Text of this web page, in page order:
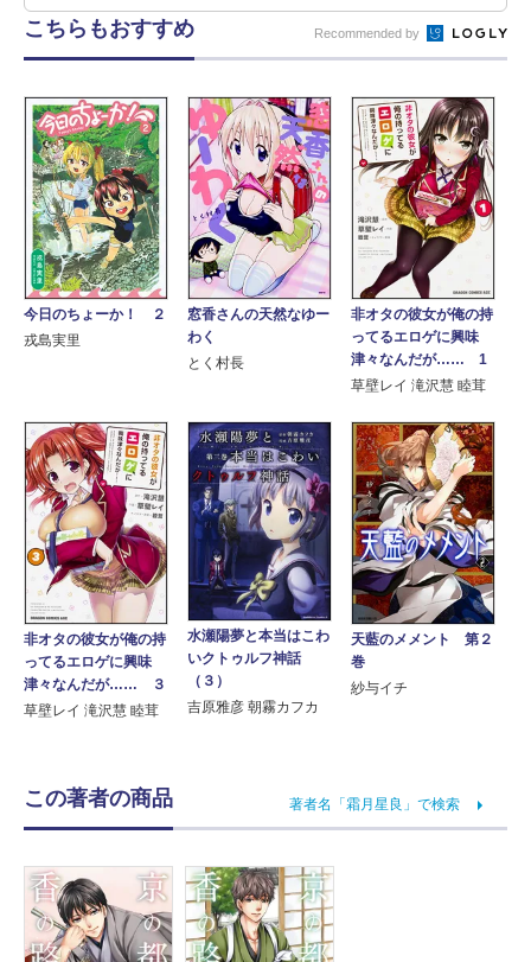
こちらもおすすめ Recommended by
今日のちょーか！ ２
戎島実里
窓香さんの天然なゆー
わく
とく村長
非オタの彼女が俺の持
ってるエロゲに興味
津々なんだが…… 1
草壁レイ 滝沢慧 睦茸
非オタの彼女が俺の持
ってるエロゲに興味
津々なんだが…… ３
草壁レイ 滝沢慧 睦茸
水瀬陽夢と本当はこわ
いクトゥルフ神話
（３）
吉原雅彦 朝霧カフカ
天藍のメメント 第２
巻
紗与イチ
この著者の商品 著者名「霜月星良」で検索